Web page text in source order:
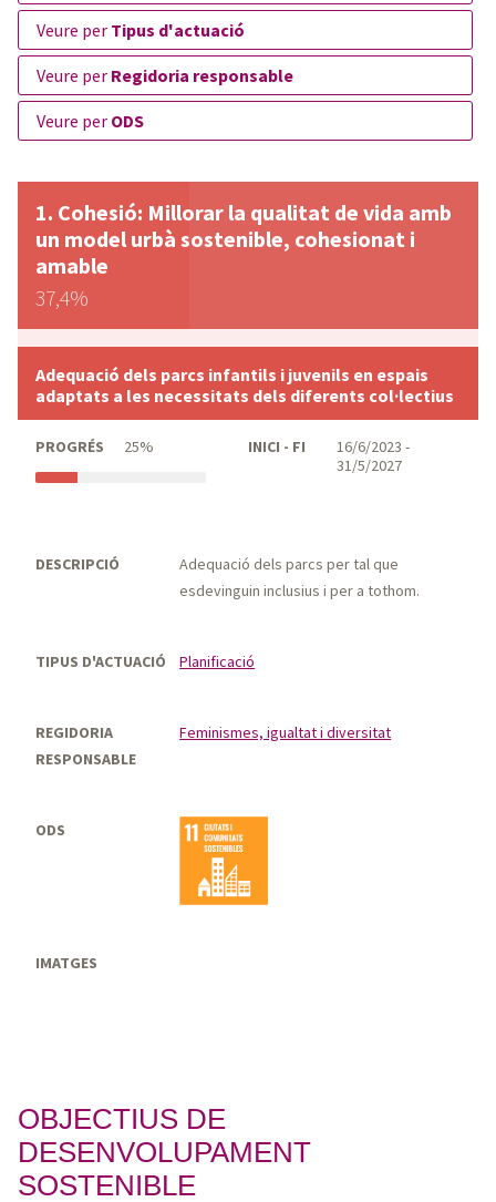
veure per Tipus d'actuació
veure per Regidoria responsable
veure per ODS
Cohesió: Millorar la qualitat de vida amb
un model urbà sostenible, cohesionat i
amable
37,4%
Adequació dels parcs infantils i juvenils en espais
adaptats a les necessitats dels diferents col·lectius
PROGRÉS 25% INICI - FI
16/6/2023 -
31/5/2027
DESCRIPCIÓ
Adequació dels parcs per tal que
esdevinguin inclusius i per a tothom.
TIPUS D'ACTUACIÓ Planificació
REGIDORIA
RESPONSABLE
Feminismes, igualtat i diversitat
ODS
IMATGES
OBJECTIUS DE
DESENVOLUPAMENT
SOSTENIBLE